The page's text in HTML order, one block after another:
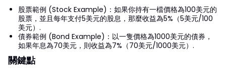
股票範例 (Stock Example)：如果你持有一檔價格為100美元的
股票，並且每年支付5美元的股息，那麼收益為5%（5美元/100
美元）.
債券範例 (Bond Example)：以一隻價格為1000美元的債券，
如果年息為70美元，則收益為7%（70美元/1000美元）.
關鍵點